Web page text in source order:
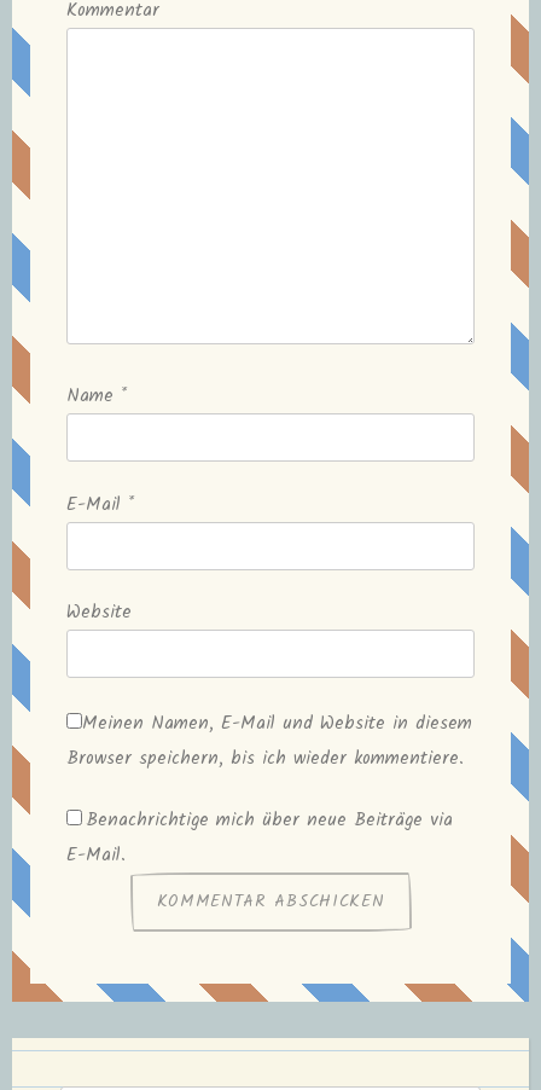
Kommentar
Name *
E-Mail *
Website
Meinen Namen, E-Mail und Website in diesem
Browser speichern, bis ich wieder kommentiere.
Benachrichtige mich über neue Beiträge via
E-Mail.